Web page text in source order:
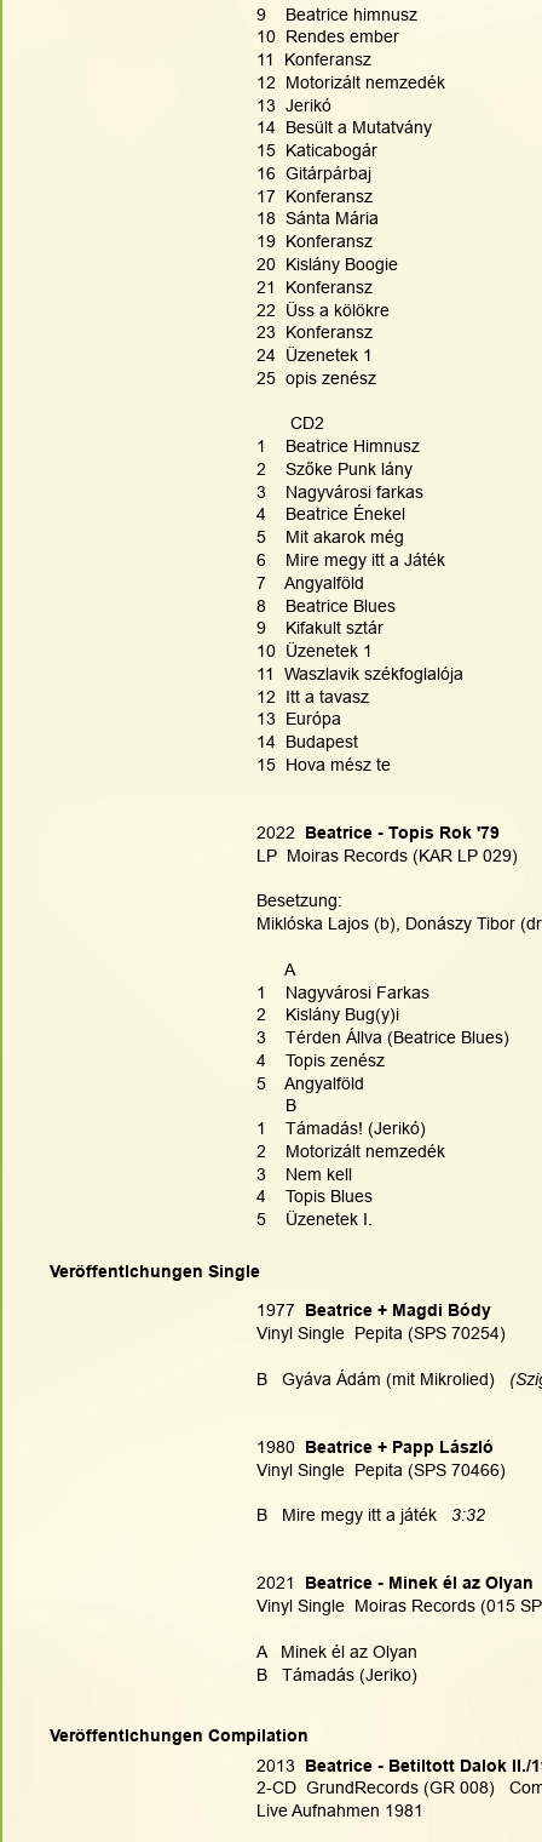
9    Beatrice himnusz
10  Rendes ember
11  Konferansz
12  Motorizált nemzedék
13  Jerikó
14  Besült a Mutatvány
15  Katicabogár
16  Gitárpárbaj
17  Konferansz
18  Sánta Mária
19  Konferansz
20  Kislány Boogie
21  Konferansz
22  Üss a kölökre
23  Konferansz
24  Üzenetek 1
25  opis zenész
       CD2
1    Beatrice Himnusz
2    Szőke Punk lány
3    Nagyvárosi farkas
4    Beatrice Énekel
5    Mit akarok még
6    Mire megy itt a Játék
7    Angyalföld
8    Beatrice Blues
9    Kifakult sztár
10  Üzenetek 1
11  Waszlavik székfoglalója
12  Itt a tavasz
13  Európa
14  Budapest
15  Hova mész te
2022
Beatrice - Topis Rok '79
LP  Moiras Records (KAR LP 029)
Besetzung:
Miklóska Lajos (b), Donászy Tibor
      A
1    Nagyvárosi Farkas
2    Kislány Bug(y)i
3    Térden Állva (Beatrice Blues)
4    Topis zenész
5    Angyalföld
      B
1    Támadás! (Jerikó)
2    Motorizált nemzedék
3    Nem kell
4    Topis Blues
5    Üzenetek I.
1977 Beatrice + Magdi Bódy
Vinyl Single  Pepita (SPS 70254)
B   Gyáva Ádám (mit Mikrolied)
1980
Beatrice + Papp László
Vinyl Single  Pepita (SPS 70466)
B   Mire megy itt a játék
   3:32
2021
Beatrice - Minek él az Olyan
Vinyl Single  Moiras Records (015
A   Minek él az Olyan
B   Támadás (Jeriko)
2013 Beatrice - Betiltott Dalok II./
2-CD  GrundRecords (GR 008)
Live Aufnahmen 1981
Veröffentlchungen Single
Veröffentlchungen Compilation